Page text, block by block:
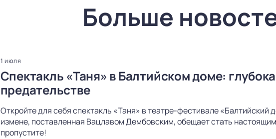
Больше
1 июля
Спектакль «Таня» в Балтийском доме:
предательстве
Откройте для себя спектакль «Таня» в театре-фестивале «Балтийский
измене, поставленная Вацлавом Дембовским, обещает стать
пропустите!